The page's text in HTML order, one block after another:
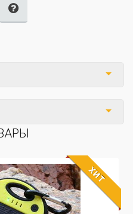
ХИТ